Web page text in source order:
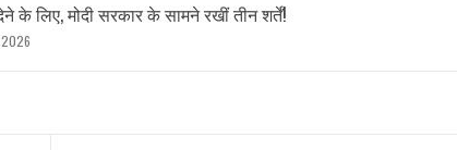
के लिए, मोदी सरकार के सामने रखीं तीन शर्तें!
2026